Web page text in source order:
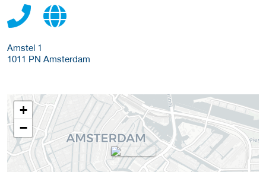
Amstel 1
1011 PN Amsterdam
+
−